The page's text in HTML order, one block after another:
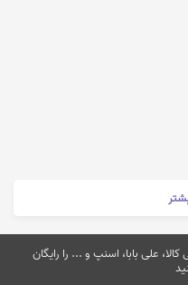
علی بابا، اسنپ و ... را رایگان